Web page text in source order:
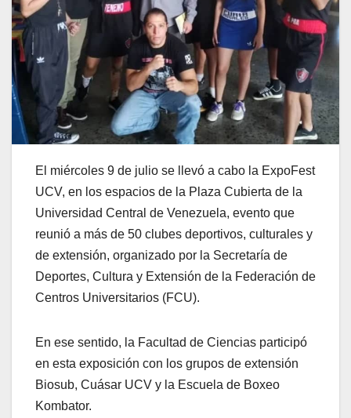
El miércoles 9 de julio se llevó a cabo la ExpoFest
UCV, en los espacios de la Plaza Cubierta de la
Universidad Central de Venezuela, evento que
reunió a más de 50 clubes deportivos, culturales y
de extensión, organizado por la Secretaría de
Deportes, Cultura y Extensión de la Federación de
Centros Universitarios (FCU).
En ese sentido, la Facultad de Ciencias participó
en esta exposición con los grupos de extensión
Biosub, Cuásar UCV y la Escuela de Boxeo
Kombator.